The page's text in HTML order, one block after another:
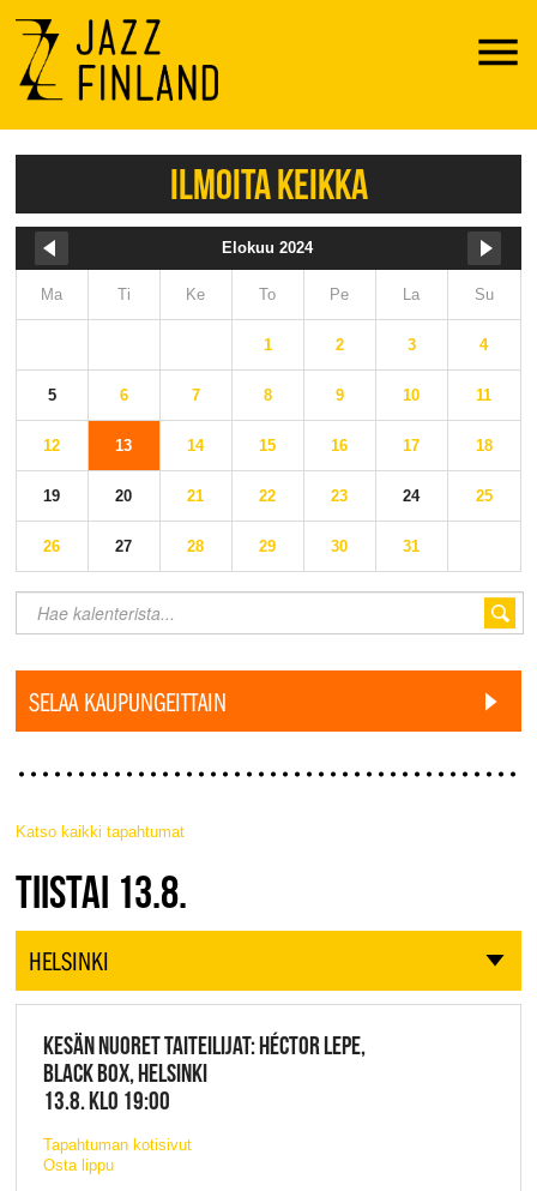
Menu
ILMOITA KEIKKA
Elokuu 2024
Ma Ti Ke To Pe La Su
1 2 3 4
5 6 7 8 9 10 11
12 13 14 15 16 17 18
19 20 21 22 23 24 25
26 27 28 29 30 31
SELAA KAUPUNGEITTAIN
Katso kaikki tapahtumat
JAZZ FINLAND LIVE
TIISTAI 13.8.
HELSINKI
KESÄN NUORET TAITEILIJAT: HÉCTOR LEPE,
BLACK BOX, HELSINKI
13.8. KLO 19:00
Tapahtuman kotisivut
Osta lippu